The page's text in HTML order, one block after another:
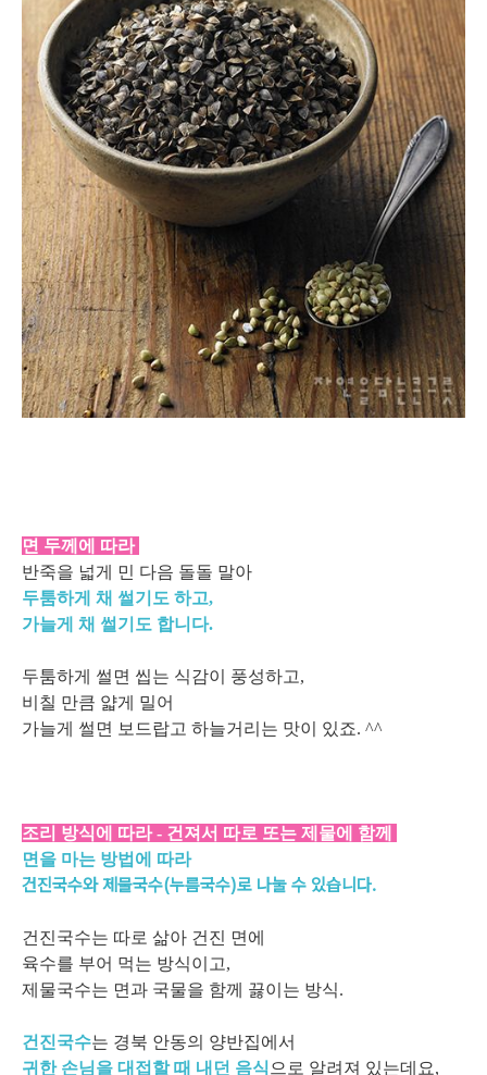
면 두께에 따라
반죽을 넓게 민 다음 돌돌 말아
두툼하게 채 썰기도 하고,
가늘게 채 썰기도 합니다.
두툼하게 썰면 씹는 식감이 풍성하고,
비칠 만큼 얇게 밀어
가늘게 썰면 보드랍고 하늘거리는 맛이 있죠. ^^
조리 방식에 따라 - 건져서 따로 또는 제물에 함께
면을 마는 방법에 따라
건진국수와 제물국수(누름국수)로 나눌 수 있습니다.
건진국수는 따로 삶아 건진 면에
육수를 부어 먹는 방식이고,
제물국수는 면과 국물을 함께 끓이는 방식.
건진국수는 경북 안동의 양반집에서
귀한 손님을 대접할 때 내던 음식 으로 알려져 있는데요,